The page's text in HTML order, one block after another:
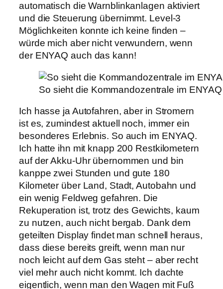
automatisch die Warnblinkanlagen aktiviert
und die Steuerung übernimmt. Level-3
Möglichkeiten konnte ich keine finden –
würde mich aber nicht verwundern, wenn
der ENYAQ auch das kann!
So sieht die Kommandozentrale im
Ich hasse ja Autofahren, aber in Stromern
ist es, zumindest aktuell noch, immer ein
besonderes Erlebnis. So auch im ENYAQ.
Ich hatte ihn mit knapp 200 Restkilometern
auf der Akku-Uhr übernommen und bin
kanppe zwei Stunden und gute 180
Kilometer über Land, Stadt, Autobahn und
ein wenig Feldweg gefahren. Die
Rekuperation ist, trotz des Gewichts, kaum
zu nutzen, auch nicht bergab. Dank dem
geteilten Display findet man schnell heraus,
dass diese bereits greift, wenn man nur
noch leicht auf dem Gas steht – aber recht
viel mehr auch nicht kommt. Ich dachte
eigentlich, wenn man den Wagen mit Fuß